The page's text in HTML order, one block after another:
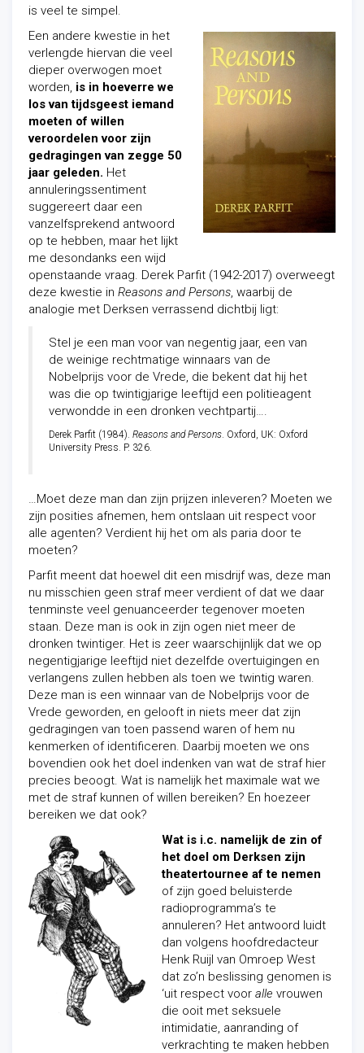
is veel te simpel.
Een andere kwestie in het
verlengde hiervan die veel
dieper overwogen moet
worden, is in hoeverre we
los van tijdsgeest iemand
moeten of willen
veroordelen voor zijn
gedragingen van zegge 50
jaar geleden. Het
annuleringssentiment
suggereert daar een
vanzelfsprekend antwoord
op te hebben, maar het lijkt
me desondanks een wijd
openstaande vraag. Derek Parfit (1942-2017) overweegt
deze kwestie in Reasons and Persons, waarbij de
analogie met Derksen verrassend dichtbij ligt:
Stel je een man voor van negentig jaar, een van
de weinige rechtmatige winnaars van de
Nobelprijs voor de Vrede, die bekent dat hij het
was die op twintigjarige leeftijd een politieagent
verwondde in een dronken vechtpartij….
Derek Parfit (1984). Reasons and Persons. Oxford, UK: Oxford
University Press. P. 326.
…Moet deze man dan zijn prijzen inleveren? Moeten we
zijn posities afnemen, hem ontslaan uit respect voor
alle agenten? Verdient hij het om als paria door te
moeten?
Parfit meent dat hoewel dit een misdrijf was, deze man
nu misschien geen straf meer verdient of dat we daar
tenminste veel genuanceerder tegenover moeten
staan. Deze man is ook in zijn ogen niet meer de
dronken twintiger. Het is zeer waarschijnlijk dat we op
negentigjarige leeftijd niet dezelfde overtuigingen en
verlangens zullen hebben als toen we twintig waren.
Deze man is een winnaar van de Nobelprijs voor de
Vrede geworden, en gelooft in niets meer dat zijn
gedragingen van toen passend waren of hem nu
kenmerken of identificeren. Daarbij moeten we ons
bovendien ook het doel indenken van wat de straf hier
precies beoogt. Wat is namelijk het maximale wat we
met de straf kunnen of willen bereiken? En hoezeer
bereiken we dat ook?
Wat is i.c. namelijk de zin of
het doel om Derksen zijn
theatertournee af te nemen
of zijn goed beluisterde
radioprogramma’s te
annuleren? Het antwoord luidt
dan volgens hoofdredacteur
Henk Ruijl van Omroep West
dat zo’n beslissing genomen is
‘uit respect voor alle vrouwen
die ooit met seksuele
intimidatie, aanranding of
verkrachting te maken hebben